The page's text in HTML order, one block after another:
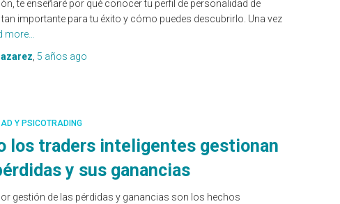
te enseñaré por qué conocer tu perfil de personalidad de
importante para tu éxito y cómo puedes descubrirlo. Una vez
more…
5 años ago
Y PSICOTRADING
los traders inteligentes gestionan
y sus ganancias
gestión de las pérdidas y ganancias son los hechos